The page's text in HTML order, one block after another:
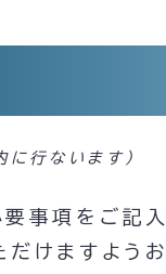
に行ないます）
事項をご記入
けますようお